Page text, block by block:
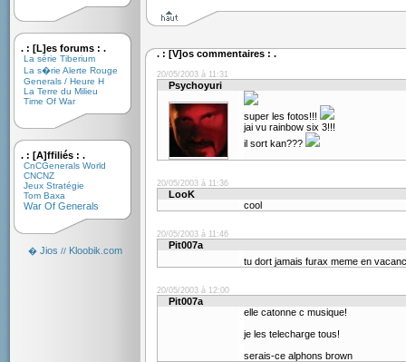
. : [L]es forums : .
La série Tiberium
La s�rie Alerte Rouge
Generals / Heure H
La Terre du Milieu
Time Of War
. : [A]ffiliés : .
CnCGenerals World
CNCNZ
Jeux Stratégie
Tom Baxa
War Of Generals
� Jios // Kloobik.com
. : [V]os commentaires : .
20/05/2003 à 11:31
Psychoyuri
super les fotos!!!
jai vu rainbow six 3!!!
il sort kan???
20/05/2003 à 11:36
LooK
cool
20/05/2003 à 11:46
Pit007a
tu dort jamais furax meme en
20/05/2003 à 12:00
Pit007a
elle catonne c musique!
je les telecharge tous!
serais-ce alphons brown